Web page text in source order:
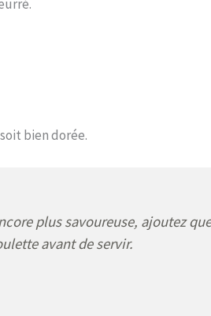
bien dorée.
plus savoureuse, ajoutez
avant de servir.